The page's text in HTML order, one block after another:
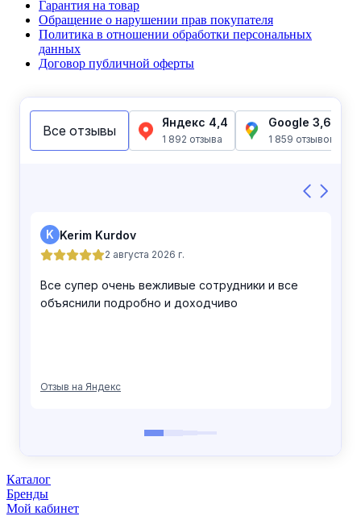
Гарантия на товар
Обращение о нарушении прав покупателя
Политика в отношении обработки персональных
данных
Договор публичной оферты
Каталог
Бренды
Мой кабинет